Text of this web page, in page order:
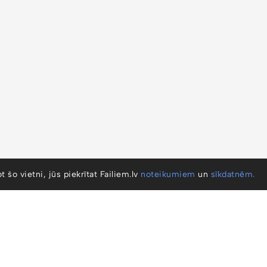
šo vietni, jūs piekrītat Failiem.lv noteikumiem un sīkdatnēm.